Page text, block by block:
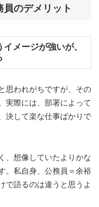
のデメリット
メージが強いが、
思われがちですが、その
実際には、部署によって
決して楽な仕事ばかりで
、想像していたよりかな
。私自身、公務員＝余裕
で語るのは違うと思うよ